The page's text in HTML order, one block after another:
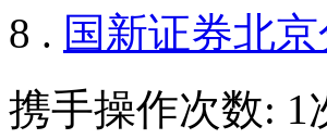
8 . 国新证券北京
携手操作次数: 1